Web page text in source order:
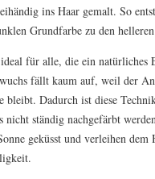
ins Haar gemalt. So
Grundfarbe zu den
für alle, die ein natürliches
fällt kaum auf, weil der
bleibt. Dadurch ist diese
nicht ständig nachgefärbt
geküsst und verleihen dem